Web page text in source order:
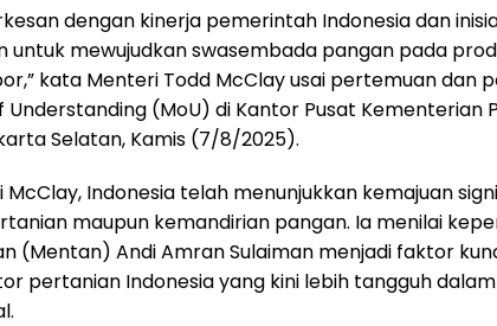
r
a
m
d
s
dengan kinerja pemerintah Indonesia dan
untuk mewujudkan swasembada pangan pada
kata Menteri Todd McClay usai pertemuan dan
Understanding (MoU) di Kantor Pusat Kementerian
Selatan, Kamis (7/8/2025).
Indonesia telah menunjukkan kemajuan
maupun kemandirian pangan. Ia menilai
(Mentan) Andi Amran Sulaiman menjadi faktor
pertanian Indonesia yang kini lebih tangguh